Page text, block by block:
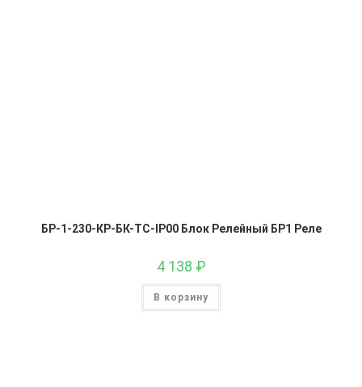
БР-1-230-КР-БК-ТС-IP00 Блок Релейный БР1 Реле
4 138 ₽
В корзину